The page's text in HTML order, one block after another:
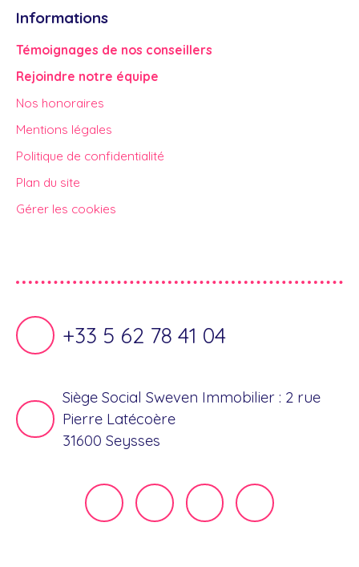
Informations
Témoignages de nos conseillers
Rejoindre notre équipe
Nos honoraires
Mentions légales
Politique de confidentialité
Plan du site
Gérer les cookies
+33 5 62 78 41 04
Siège Social Sweven Immobilier : 2 rue
Pierre Latécoère
31600 Seysses